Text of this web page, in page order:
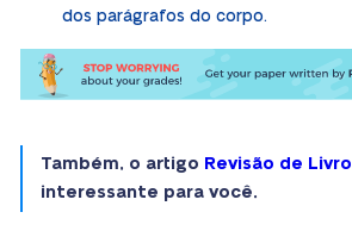
dos parágrafos do corpo.
Também, o artigo Revisão de Livro
interessante para você.